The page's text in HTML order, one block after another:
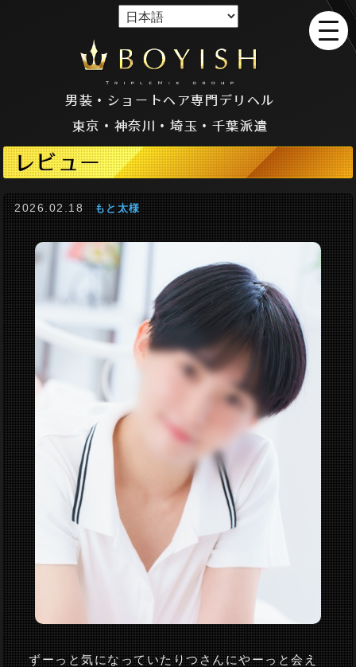
男装・ショートヘア専門デリヘル
東京・神奈川・埼玉・千葉派遣
レビュー
2026.02.18 もと太様
ずーっと気になっていたりつさんにやーっと会え